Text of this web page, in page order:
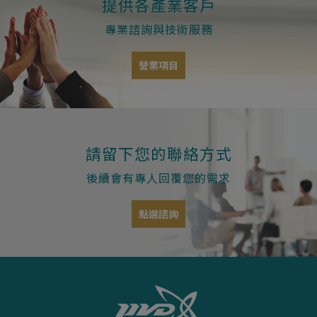
提供各產業客戶
專業諮詢與技術服務
營業項目
請留下您的聯絡方式
後續會有專人回覆您的需求
點選諮詢